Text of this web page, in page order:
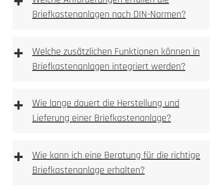
Benutzeroberfläche für die Fernsteuerung der
Anlage.
verschiedenen Orten aus.
Smart-Home-Integration: Steuern Sie die
Briefkastenanlagen nach DIN-Normen?
+
Welche zusätzlichen Funktionen können in
Briefkastenanlagen integriert werden?
+
Wie lange dauert die Herstellung und
Lieferung einer Briefkastenanlage?
+
Wie kann ich eine Beratung für die richtige
Briefkastenanlage erhalten?